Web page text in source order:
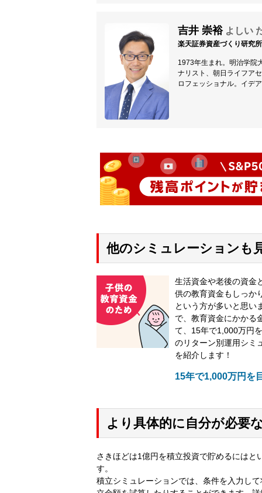
吉井 崇裕 よしい
楽天証券資産づくり研究
1973年生まれ。明治学院
ナリスト、朝日ライフア
ロフェッショナル。イデ
他のシミュレーションも
生活資金や老後の資金
供の教育資金もしっか
という方が多いと思い
で、教育資金にかかる
て、15年で1,000万円
のリターン別運用シミ
を紹介します！
15年で1,000万円を
より具体的に自分が必要
さきほどは1億円を積立投資で貯めるには
す。
積立シミュレーションでは、条件を入力し